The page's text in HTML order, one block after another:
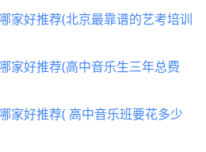
家好推荐(北京最靠谱的艺考培训
家好推荐(高中音乐生三年总费
家好推荐( 高中音乐班要花多少